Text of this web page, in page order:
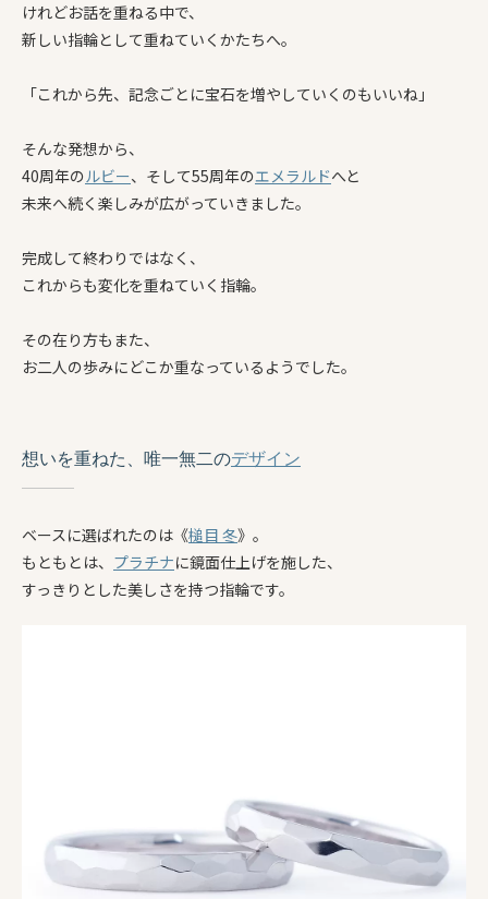
けれどお話を重ねる中で、
新しい指輪として重ねていくかたちへ。
「これから先、記念ごとに宝石を増やしていくのもいいね」
そんな発想から、
40周年のルビー、そして55周年のエメラルドへと
未来へ続く楽しみが広がっていきました。
完成して終わりではなく、
これからも変化を重ねていく指輪。
その在り方もまた、
お二人の歩みにどこか重なっているようでした。
想いを重ねた、唯一無二のデザイン
ベースに選ばれたのは《槌目 冬》。
もともとは、 プラチナに鏡面仕上げを施した、
すっきりとした美しさを持つ指輪です。